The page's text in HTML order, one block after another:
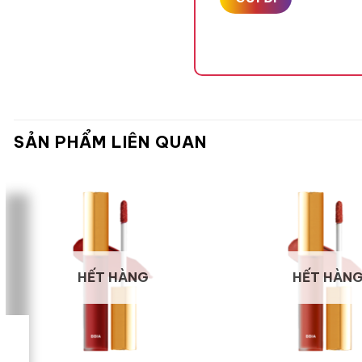
SẢN PHẨM LIÊN QUAN
HẾT HÀNG HẾT